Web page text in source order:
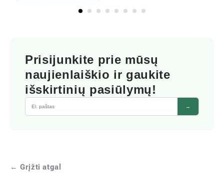
Prisijunkite prie mūsų
naujienlaiškio ir gaukite
išskirtinių pasiūlymų!
→
← Grįžti atgal